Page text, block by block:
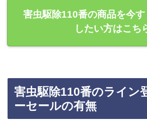
害虫駆除110番の商品を今す
したい方はこち
害虫駆除110番のライン
ーセールの有無